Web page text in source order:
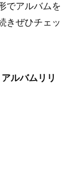
でアルバムを
きぜひチェッ
ルバムリリ